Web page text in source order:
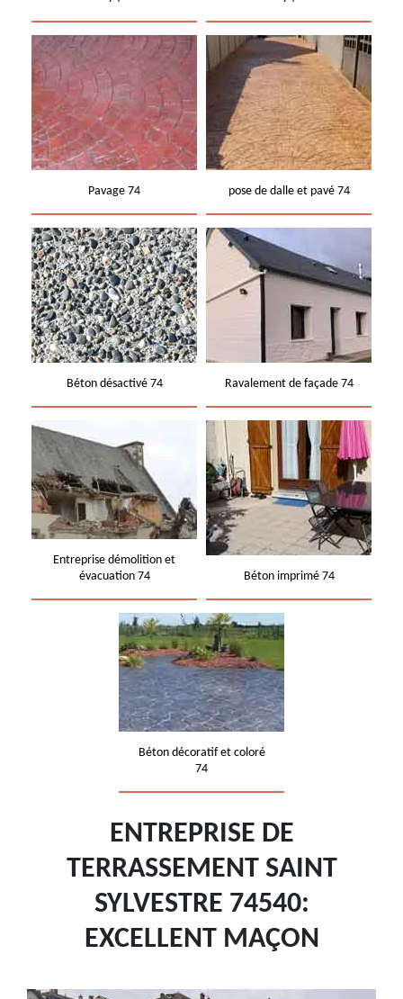
Pavage 74 pose de dalle et pavé 74
Béton désactivé 74 Ravalement de façade 74
Entreprise démolition et
évacuation 74
Béton imprimé 74
Béton décoratif et coloré
74
ENTREPRISE DE
TERRASSEMENT SAINT
SYLVESTRE 74540:
EXCELLENT MAÇON